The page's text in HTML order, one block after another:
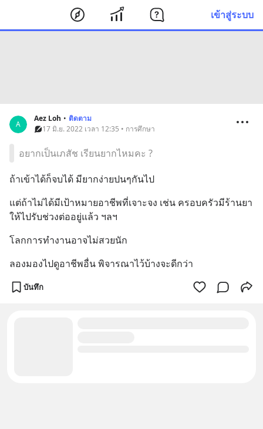
เข้าสู่ระบบ
A
Aez Loh • ติดตาม
17 มิ.ย. 2022 เวลา 12:35 • การศึกษา
อยากเป็นเภสัช เรียนยากไหมคะ ?
ถ้าเข้าได้ก็จบได้ มียากง่ายปนๆกันไป
แต่ถ้าไม่ได้มีเป้าหมายอาชีพที่เจาะจง เช่น ครอบครัวมีร้านยา
ให้ไปรับช่วงต่ออยู่แล้ว ฯลฯ
โลกการทำงานอาจไม่สวยนัก
ลองมองไปดูอาชีพอื่น พิจารณาไว้บ้างจะดีกว่า
บันทึก